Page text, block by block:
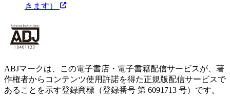
きます）
ABJマークは、この電子書店・電子書籍配信サービスが、著
作権者からコンテンツ使用許諾を得た正規版配信サービスで
あることを示す登録商標（登録番号 第 6091713 号）です。